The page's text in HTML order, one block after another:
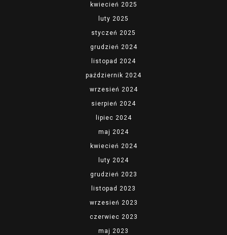
kwiecień 2025
luty 2025
styczeń 2025
grudzień 2024
listopad 2024
październik 2024
wrzesień 2024
sierpień 2024
lipiec 2024
maj 2024
kwiecień 2024
luty 2024
grudzień 2023
listopad 2023
wrzesień 2023
czerwiec 2023
maj 2023